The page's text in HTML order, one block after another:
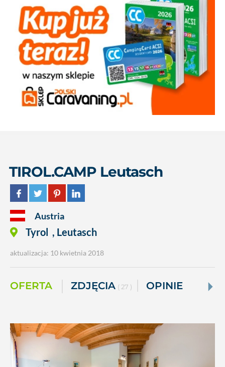
TIROL.CAMP Leutasch
Austria
Tyrol , Leutasch
aktualizacja: 10 kwietnia 2018
OFERTA ZDJĘCIA ( 27 ) OPINIE